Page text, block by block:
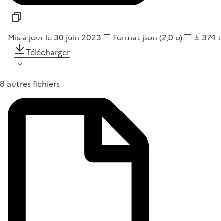
Mis à jour le 30 juin 2023 Format json (2,0 o) 374
Télécharger
8 autres fichiers